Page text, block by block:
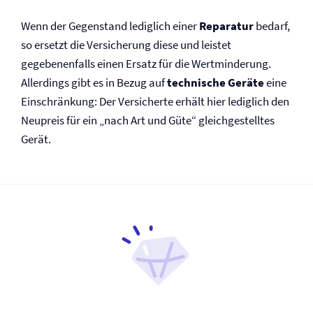
Wenn der Gegenstand lediglich einerReparaturbedarf,
so ersetzt die Versicherung diese und leistet
gegebenenfalls einen Ersatz für die Wertminderung.
Allerdings gibt es in Bezug auftechnische Geräteeine
Einschränkung: Der Versicherte erhält hier lediglich den
Neupreis für ein „nach Art und Güte“ gleichgestelltes
Gerät.